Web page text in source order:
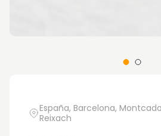
España, Barcelona,
Reixach